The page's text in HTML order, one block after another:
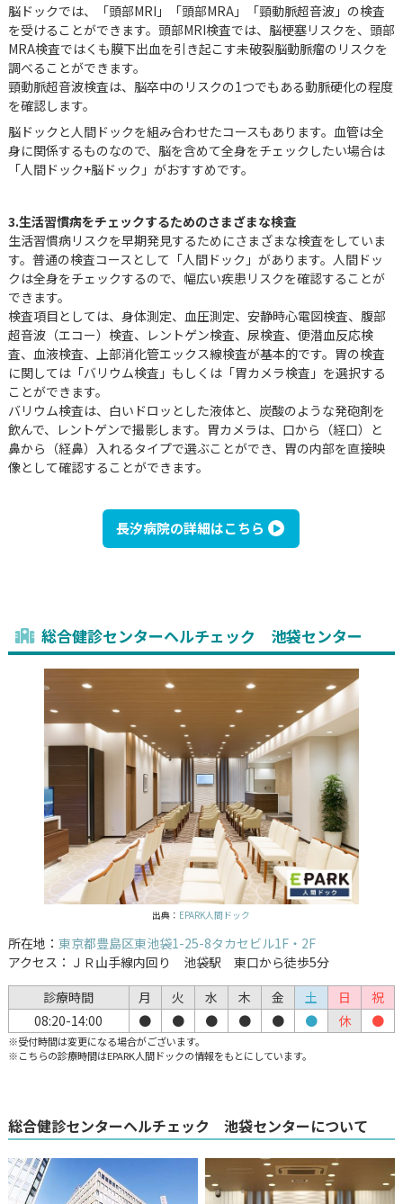
脳ドックでは、「頭部MRI」「頭部MRA」「頸動脈超音波」の検査
を受けることができます。頭部MRI検査では、脳梗塞リスクを、頭部
MRA検査ではくも膜下出血を引き起こす未破裂脳動脈瘤のリスクを
調べることができます。
頸動脈超音波検査は、脳卒中のリスクの1つでもある動脈硬化の程度
を確認します。
脳ドックと人間ドックを組み合わせたコースもあります。血管は全
身に関係するものなので、脳を含めて全身をチェックしたい場合は
「人間ドック+脳ドック」がおすすめです。
3.生活習慣病をチェックするためのさまざまな検査
生活習慣病リスクを早期発見するためにさまざまな検査をしていま
す。普通の検査コースとして「人間ドック」があります。人間ドッ
クは全身をチェックするので、幅広い疾患リスクを確認することが
できます。
検査項目としては、身体測定、血圧測定、安静時心電図検査、腹部
超音波（エコー）検査、レントゲン検査、尿検査、便潜血反応検
査、血液検査、上部消化管エックス線検査が基本的です。胃の検査
に関しては「バリウム検査」もしくは「胃カメラ検査」を選択する
ことができます。
バリウム検査は、白いドロッとした液体と、炭酸のような発砲剤を
飲んで、レントゲンで撮影します。胃カメラは、口から（経口）と
鼻から（経鼻）入れるタイプで選ぶことができ、胃の内部を直接映
像として確認することができます。
長汐病院の詳細はこちら
総合健診センターヘルチェック 池袋センター
出典： EPARK人間ドック
所在地： 東京都豊島区東池袋1-25-8タカセビル1F・2F
アクセス：ＪＲ山手線内回り 池袋駅 東口から徒歩5分
診療時間
月 火 水 木 金 土 日
祝
08:20-14:00
● ● ● ● ● ● 休 ●
※受付時間は変更になる場合がございます。
※こちらの診療時間はEPARK人間ドックの情報をもとにしています。
総合健診センターヘルチェック 池袋センターについて